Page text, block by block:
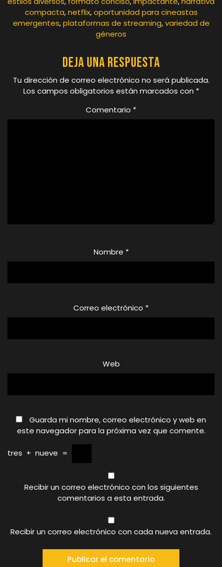
compacta,netflix,oportunidad para cineastas
emergentes,plataformas de streaming,variedad de
géneros
Deja una respuesta
Tu dirección de correo electrónico no será publicada.
Los campos obligatorios están marcados con *
Comentario *
Nombre *
Correo electrónico *
Web
Guarda mi nombre, correo electrónico y web en
este navegador para la próxima vez que comente.
tres + nueve =
Recibir un correo electrónico con los siguientes
comentarios a esta entrada.
Recibir un correo electrónico con cada nueva entrada.